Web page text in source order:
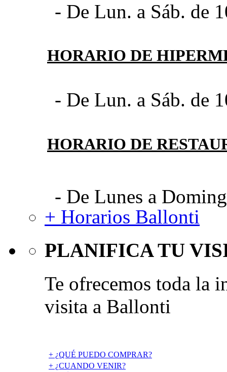
- De Lun. a Sáb. de
HORARIO DE
- De Lun. a Sáb. de
HORARIO DE
- De Lunes a
+ Horarios Ballonti
PLANIFICA TU
Te ofrecemos toda la
visita a Ballonti
+ ¿QUÉ PUEDO COMPRAR?
+ ¿CUANDO VENIR?